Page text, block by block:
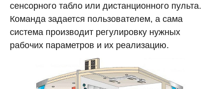
сенсорного табло или дистанционного пульта.
Команда задается пользователем, а сама
система производит регулировку нужных
рабочих параметров и их реализацию.